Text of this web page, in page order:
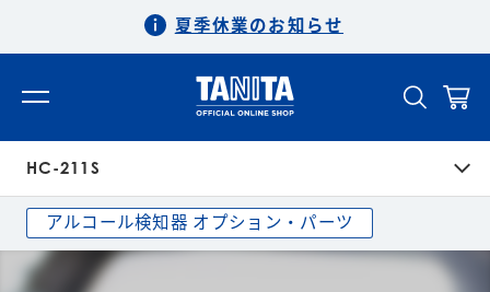
夏季休業のお知らせ
HC-211S
アルコール検知器 オプション・パーツ